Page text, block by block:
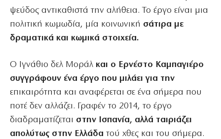
ψεύδος αντικαθιστά την αλήθεια. Το έργο είναι μια
πολιτική κωμωδία, μία κοινωνική σάτιρα με
δραματικά και κωμικά στοιχεία.
Ο Ιγνάθιο δελ Μοράλ και ο Ερνέστο Καμπαγιέρο
συγγράφουν ένα έργο που μιλάει για την
επικαιρότητα και αναφέρεται σε ένα σήμερα που
ποτέ δεν αλλάζει. Γραφέν το 2014, το έργο
διαδραματίζεται στην Ισπανία, αλλά ταιριάζει
απολύτως στην Ελλάδα τού χθες και του σήμερα.